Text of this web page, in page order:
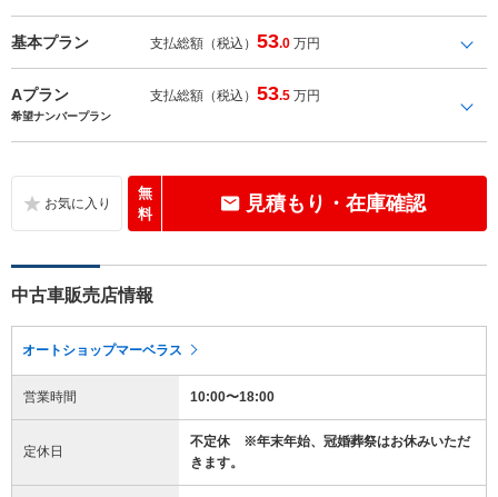
基本プラン 支払総額（税込）53.0 万円
Aプラン 支払総額（税込）53.5 万円
希望ナンバープラン
無
料
見積もり・在庫確認
中古車販売店情報
オートショップマーベラス
営業時間 10:00〜18:00
定休日
不定休 ※年末年始、冠婚葬祭はお休みいただ
きます。